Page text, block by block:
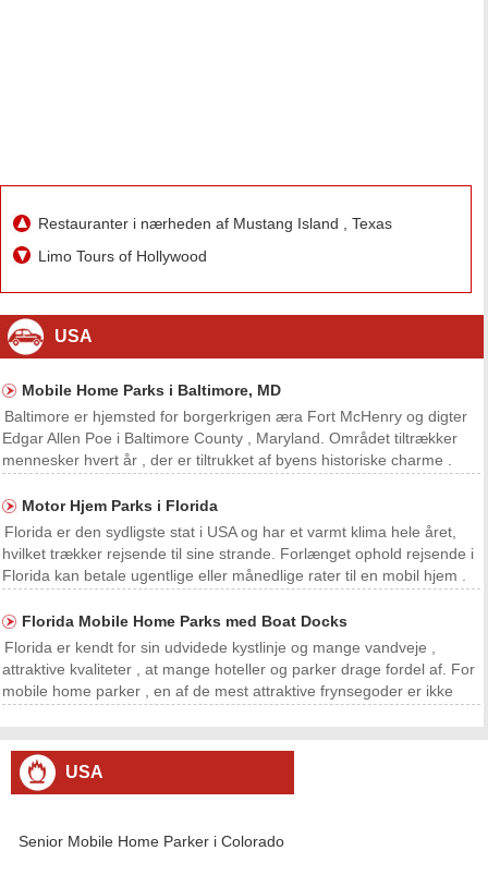
Restauranter i nærheden af ​​Mustang Island , Texas
Limo Tours of Hollywood
USA
Mobile Home Parks i Baltimore, MD
Baltimore er hjemsted for borgerkrigen æra Fort McHenry og digter
Edgar Allen Poe i Baltimore County , Maryland. Området tiltrækker
mennesker hvert år , der er tiltrukket af byens historiske charme .
mobile home parker har flere muligh
Motor Hjem Parks i Florida
Florida er den sydligste stat i USA og har et varmt klima hele året,
hvilket trækker rejsende til sine strande. Forlænget ophold rejsende i
Florida kan betale ugentlige eller månedlige rater til en mobil hjem .
sengetøj , til en brøkdel af pri
Florida Mobile Home Parks med Boat Docks
Florida er kendt for sin udvidede kystlinje og mange vandveje ,
attraktive kvaliteter , at mange hoteller og parker drage fordel af. For
mobile home parker , en af ​​de mest attraktive frynsegoder er ikke
USA
Senior Mobile Home Parker i Colorado